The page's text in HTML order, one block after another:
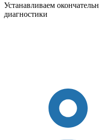
Устанавливаем
диагностики